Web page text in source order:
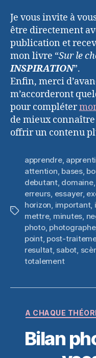
Je vous invite à
être directement
publication et
mon livre “Sur le
INSPIRATION”.
Enfin, merci
m’accorderont
pour compléter
de mieux
offrir un contenu
Étiquettes
apprendre,
attention, bases,
debutant, domaine,
erreurs, essayer,
horizon, important,
mettre, minutes,
photo, photographe
point, post-
resultat, sabot,
totalement
A CHAQUE
Bilan